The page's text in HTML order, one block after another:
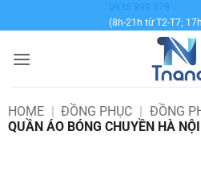
qua
dung
0936 999 878
(8h-21h từ T2-T7;
HOME | ĐỒNG PHỤC | ĐỒNG
QUẦN ÁO BÓNG CHUYỀN HÀ NỘI